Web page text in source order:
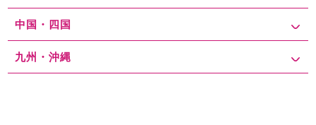
中国・四国
九州・沖縄